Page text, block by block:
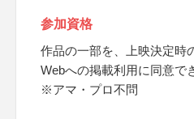
参加資格
作品の一部を、上映決定時
Webへの掲載利用に同意で
※アマ・プロ不問